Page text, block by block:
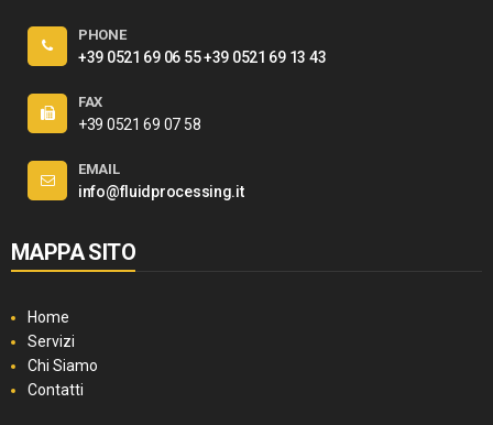
PHONE
+39 0521 69 06 55+39 0521 69 13 43
FAX
+39 0521 69 07 58
EMAIL
info@fluidprocessing.it
MAPPA SITO
Home
Servizi
Chi Siamo
Contatti